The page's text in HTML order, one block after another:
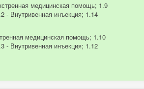
медицинская помощь; 1.9
- Внутривенная инъекция; 1.14
медицинская помощь; 1.10
- Внутривенная инъекция; 1.12